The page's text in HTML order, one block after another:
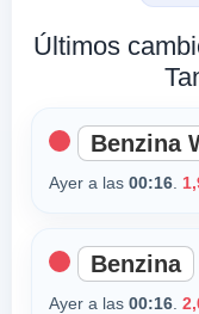
Últimos
Benzina
Ayer a las 00:16.
Benzina
Ayer a las 00:16.